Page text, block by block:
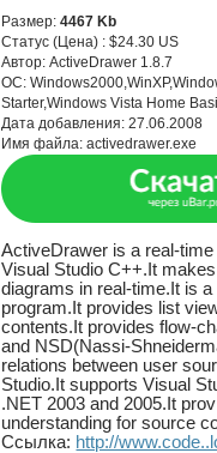
Размер:4467 Kb
Статус (Цена) :$24.30 US
Автор:ActiveDrawer 1.8.7
ОС:
Starter,Windows Vista Home
Дата добавления:27.06.2008
Имя файла:activedrawer.exe
ActiveDrawer is a real-
Visual Studio C++.It
diagrams in real-time.It is
program.It provides list
contents.It provides flow-
and NSD(Nassi-
relations between user
Studio.It supports Visual
.NET 2003 and 2005.It
understanding for source
Ссылка: http://